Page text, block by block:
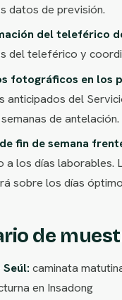
datos de previsión.
del teleférico
del teleférico y
fotográficos en los
anticipados del
de antelación.
fin de semana
a los días laborables.
sobre los días
de
caminata
en Insadong